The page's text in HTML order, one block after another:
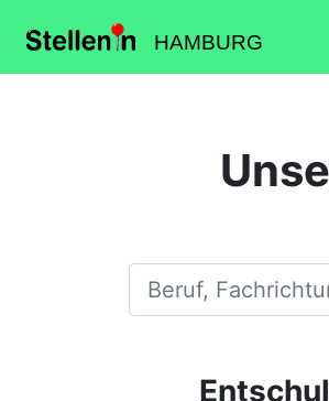
HAMBURG
Beruf, Fachrichtung,